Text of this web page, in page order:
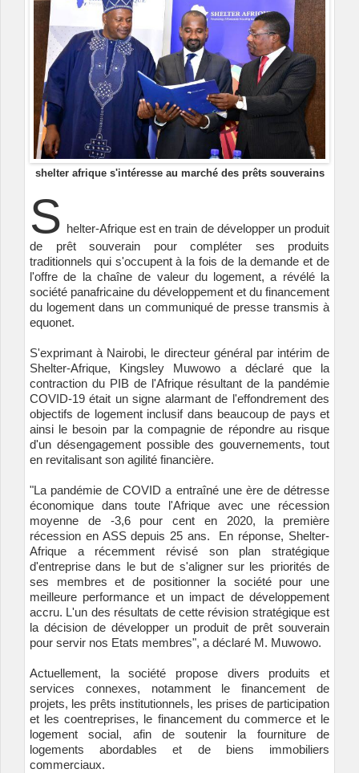
shelter afrique s'intéresse au marché des prêts souverains
S helter-Afrique est en train de développer un produit
de prêt souverain pour compléter ses produits
traditionnels qui s'occupent à la fois de la demande et de
l'offre de la chaîne de valeur du logement, a révélé la
société panafricaine du développement et du financement
du logement dans un communiqué de presse transmis à
equonet.
S'exprimant à Nairobi, le directeur général par intérim de
Shelter-Afrique, Kingsley Muwowo a déclaré que la
contraction du PIB de l'Afrique résultant de la pandémie
COVID-19 était un signe alarmant de l'effondrement des
objectifs de logement inclusif dans beaucoup de pays et
ainsi le besoin par la compagnie de répondre au risque
d'un désengagement possible des gouvernements, tout
en revitalisant son agilité financière.
"La pandémie de COVID a entraîné une ère de détresse
économique dans toute l'Afrique avec une récession
moyenne de -3,6 pour cent en 2020, la première
récession en ASS depuis 25 ans. En réponse, Shelter-
Afrique a récemment révisé son plan stratégique
d'entreprise dans le but de s'aligner sur les priorités de
ses membres et de positionner la société pour une
meilleure performance et un impact de développement
accru. L'un des résultats de cette révision stratégique est
la décision de développer un produit de prêt souverain
pour servir nos Etats membres", a déclaré M. Muwowo.
Actuellement, la société propose divers produits et
services connexes, notamment le financement de
projets, les prêts institutionnels, les prises de participation
et les coentreprises, le financement du commerce et le
logement social, afin de soutenir la fourniture de
logements abordables et de biens immobiliers
commerciaux.